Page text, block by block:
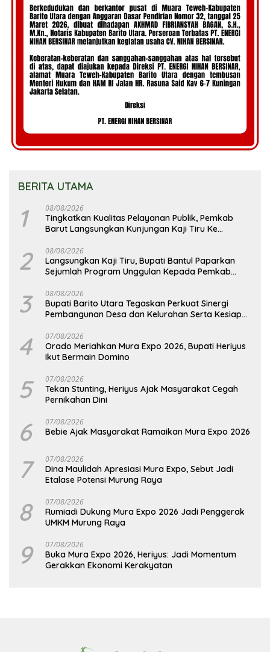
BERITA UTAMA
1 08/08/2026
Tingkatkan Kualitas Pelayanan Publik, Pemkab
Barut Langsungkan Kunjungan Kaji Tiru Ke
2 08/08/2026
Langsungkan Kaji Tiru, Bupati Bantul Paparkan
Sejumlah Program Unggulan Kepada Pemkab
3 08/08/2026
Bupati Barito Utara Tegaskan Perkuat Sinergi
Pembangunan Desa dan Kelurahan Serta Kesiapan
4 07/08/2026
Orado Meriahkan Mura Expo 2026, Bupati Heriyus
Ikut Bermain Domino
5 07/08/2026
Tekan Stunting, Heriyus Ajak Masyarakat Cegah
Pernikahan Dini
6 07/08/2026
Bebie Ajak Masyarakat Ramaikan Mura Expo 2026
7 07/08/2026
Dina Maulidah Apresiasi Mura Expo, Sebut Jadi
Etalase Potensi Murung Raya
8 07/08/2026
Rumiadi Dukung Mura Expo 2026 Jadi Penggerak
UMKM Murung Raya
9 07/08/2026
Buka Mura Expo 2026, Heriyus: Jadi Momentum
Gerakkan Ekonomi Kerakyatan